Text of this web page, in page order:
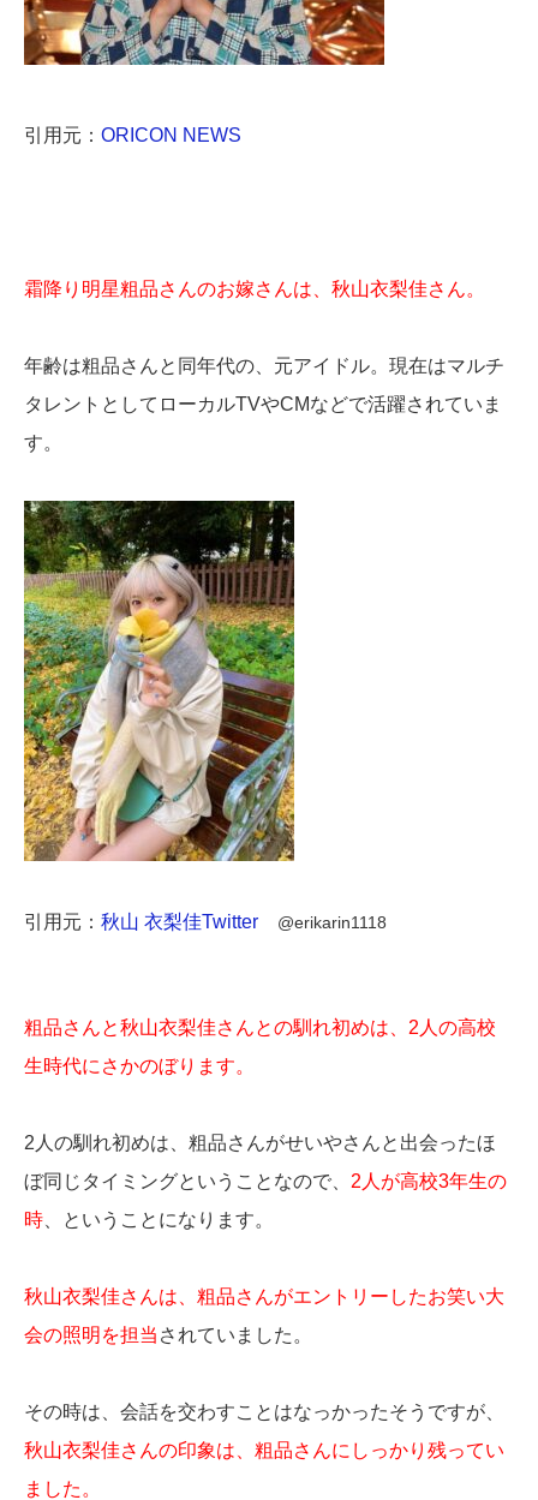
引用元： ORICON NEWS
霜降り明星粗品さんのお嫁さんは、秋山衣梨佳さん。
年齢は粗品さんと同年代の、元アイドル。現在はマルチ
タレントとしてローカルTVやCMなどで活躍されていま
す。
引用元： 秋山 衣梨佳Twitter @erikarin1118
粗品さんと秋山衣梨佳さんとの馴れ初めは、2人の高校
生時代にさかのぼります。
2人の馴れ初めは、粗品さんがせいやさんと出会ったほ
ぼ同じタイミングということなので、 2人が高校3年生の
時 、ということになります。
秋山衣梨佳さんは、粗品さんがエントリーしたお笑い大
会の照明を担当 されていました。
その時は、会話を交わすことはなっかったそうですが、
秋山衣梨佳さんの印象は、粗品さんにしっかり残ってい
ました。